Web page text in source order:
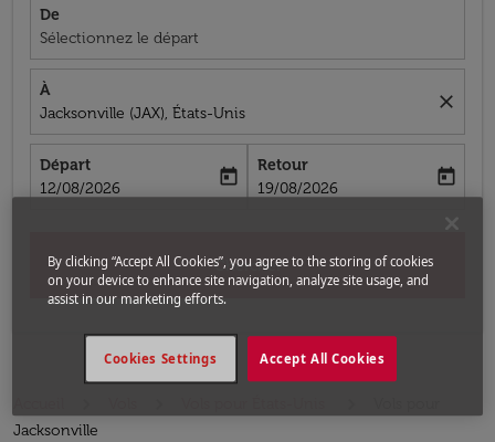
De
Sélectionnez le départ
À
Jacksonville (JAX), États-Unis
close
Départ
fc-booking-departure-date-aria-label
12/08/2026
today
Retour
fc-booking-return-date-aria-label
19/08/2026
today
Chercher
Jacksonville
By clicking “Accept All Cookies”, you agree to the storing of cookies
on your device to enhance site navigation, analyze site usage, and
assist in our marketing efforts.
Accept All Cookies
Cookies Settings